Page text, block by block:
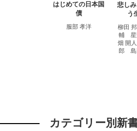
はじめての日本国
債
服部 孝洋
悲し
う
柳田
輔 星
畑 開
郎 島
カテゴリー別新